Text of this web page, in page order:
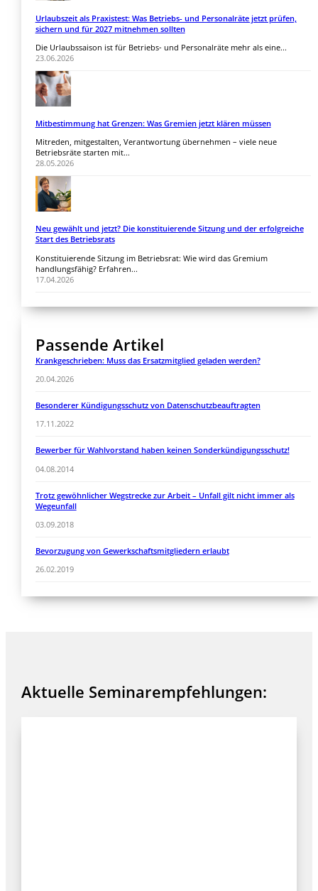
Urlaubszeit als Praxistest: Was Betriebs- und Personalräte jetzt prüfen,
sichern und für 2027 mitnehmen sollten
Die Urlaubssaison ist für Betriebs- und Personalräte mehr als eine...
23.06.2026
Mitbestimmung hat Grenzen: Was Gremien jetzt klären müssen
Mitreden, mitgestalten, Verantwortung übernehmen – viele neue
Betriebsräte starten mit...
28.05.2026
Neu gewählt und jetzt? Die konstituierende Sitzung und der erfolgreiche
Start des Betriebsrats
Konstituierende Sitzung im Betriebsrat: Wie wird das Gremium
handlungsfähig? Erfahren...
17.04.2026
Passende Artikel
Krankgeschrieben: Muss das Ersatzmitglied geladen werden?
20.04.2026
Besonderer Kündigungsschutz von Datenschutzbeauftragten
17.11.2022
Bewerber für Wahlvorstand haben keinen Sonderkündigungsschutz!
04.08.2014
Trotz gewöhnlicher Wegstrecke zur Arbeit – Unfall gilt nicht immer als
Wegeunfall
03.09.2018
Bevorzugung von Gewerkschaftsmitgliedern erlaubt
26.02.2019
Aktuelle Seminarempfehlungen: